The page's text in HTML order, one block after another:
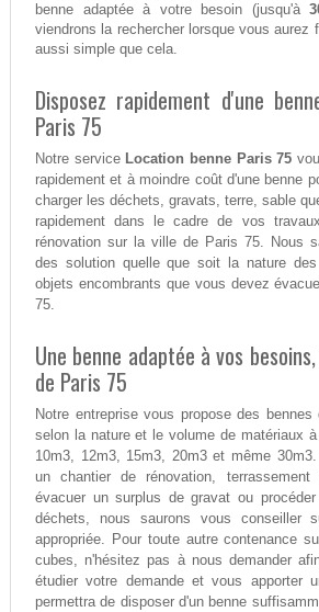
benne adaptée à votre besoin (jusqu'à
viendrons la rechercher lorsque vous aurez
aussi simple que cela.
Disposez rapidement d'une
Paris 75
Notre service Location benne Paris 75
rapidement et à moindre coût d'une benne
charger les déchets, gravats, terre, sable
rapidement dans le cadre de vos
rénovation sur la ville de Paris 75. Nous
des solution quelle que soit la nature
objets encombrants que vous devez
75.
Une benne adaptée à vos
de Paris 75
Notre entreprise vous propose des
selon la nature et le volume de matériaux
10m3, 12m3, 15m3, 20m3 et même
un chantier de rénovation,
évacuer un surplus de gravat ou
déchets, nous saurons vous conseiller
appropriée. Pour toute autre contenance
cubes, n'hésitez pas à nous demander
étudier votre demande et vous apporter
permettra de disposer d'un benne